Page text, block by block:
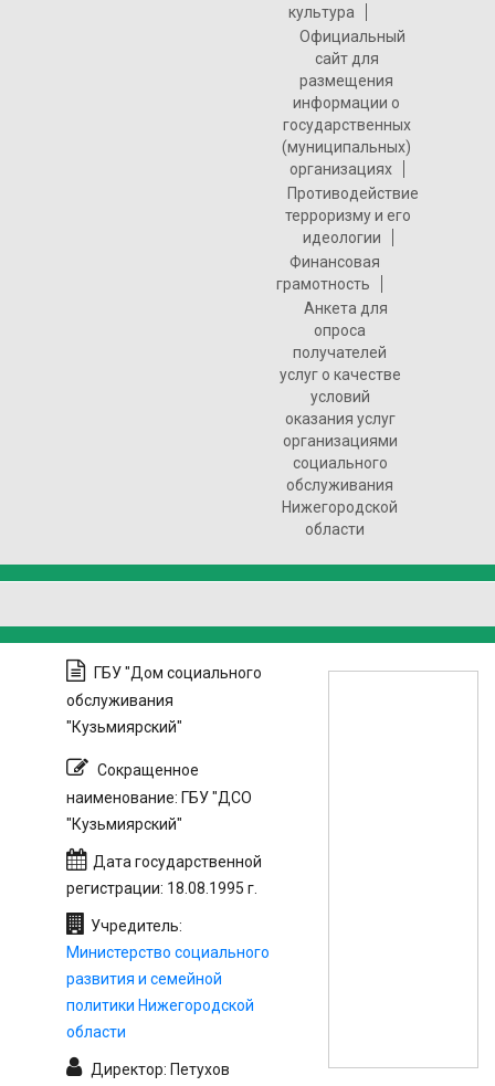
культура
Официальный
сайт для
размещения
информации о
государственных
(муниципальных)
организациях
Противодействие
терроризму и его
идеологии
Финансовая
грамотность
Анкета для
опроса
получателей
услуг о качестве
условий
оказания услуг
организациями
социального
обслуживания
Нижегородской
области
ГБУ "Дом социального
обслуживания
"Кузьмиярский"
Сокращенное
наименование: ГБУ "ДСО
"Кузьмиярский"
Дата государственной
регистрации: 18.08.1995 г.
Учредитель:
Министерство социального
развития и семейной
политики Нижегородской
области
Директор: Петухов